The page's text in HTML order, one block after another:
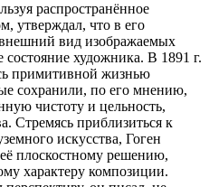
распространённое
утверждал, что в его
вид изображаемых
художника. В 1891 г.
примитивной жизнью
сохранили, по его мнению,
чистоту и цельность,
Стремясь приблизиться к
искусства, Гоген
плоскостному решению,
характеру композиции.